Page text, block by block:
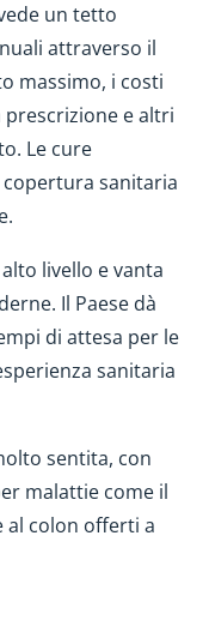
un tetto
attraverso il
massimo, i costi
prescrizione e altri
Le cure
sanitaria
livello e vanta
Il Paese dà
di attesa per le
sanitaria
sentita, con
malattie come il
al colon offerti a